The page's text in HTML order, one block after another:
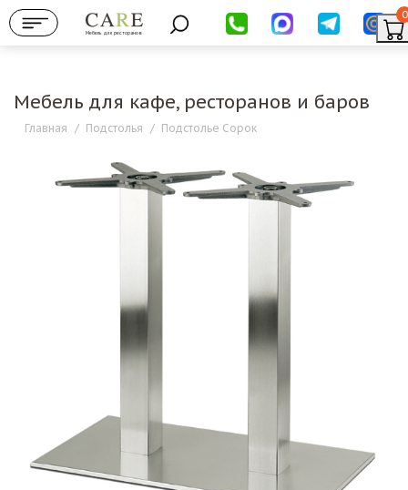
Мебель для ресторанов
0
Мебель для кафе, ресторанов и баров
Главная / Подстолья / Подстолье Сорок